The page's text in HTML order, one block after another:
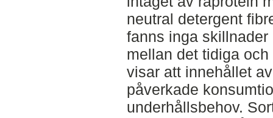
neutral detergent
fanns inga
mellan det tidiga
visar att innehållet
påverkade
underhållsbehov.